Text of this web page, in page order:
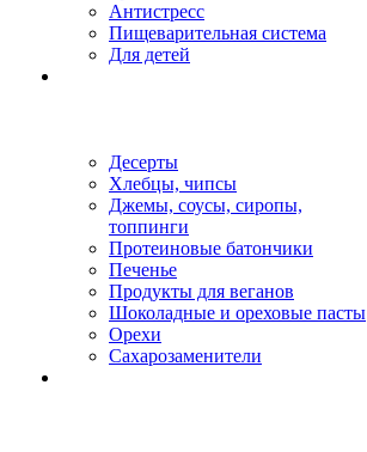
Антистресс
Пищеварительная система
Для детей
Десерты
Хлебцы, чипсы
Джемы, соусы, сиропы,
топпинги
Протеиновые батончики
Печенье
Продукты для веганов
Шоколадные и ореховые пасты
Орехи
Сахарозаменители